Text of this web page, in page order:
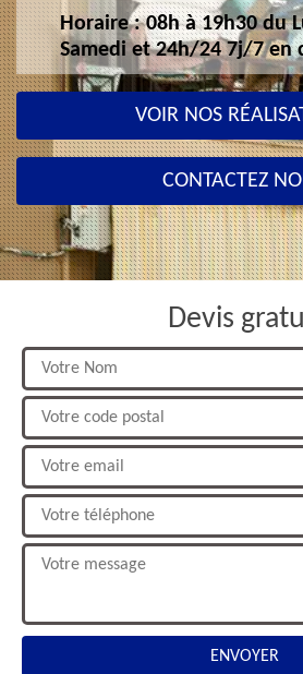
Horaire : 08h à 19h30 du
Samedi et 24h/24 7j/7 en
VOIR NOS
CONTACTEZ
Devis